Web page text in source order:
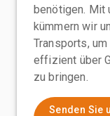
benötigen. Mit
kümmern wir
Transports,
effizient über
zu bringen.
Senden Sie